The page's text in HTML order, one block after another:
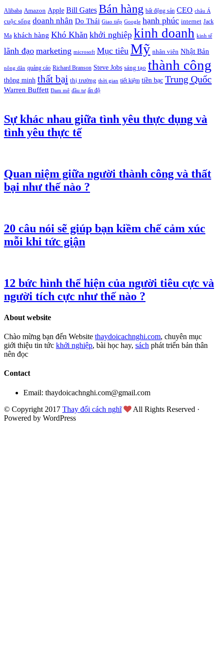
Alibaba Amazon Apple Bill Gates Bán hàng bất động sản CEO châu Á
cuộc sống doanh nhân Do Thái Giao tiếp Google hạnh phúc internet Jack
Ma khách hàng Khó Khăn khởi nghiệp kinh doanh kinh tế
lãnh đạo marketing microsoft Mục tiêu Mỹ nhân viên Nhật Bản
nông dân quảng cáo Richard Branson Steve Jobs sáng tạo thành công
thông minh thất bại thị trường thời gian tiết kiệm tiền bạc Trung Quốc
Warren Buffett Đam mê đầu tư ấn độ
Sự khác nhau giữa tình yêu thực dụng và
tình yêu thực tế
Quan niệm giữa người thành công và thất
bại như thế nào ?
20 câu nói sẽ giúp bạn kiềm chế cảm xúc
mỗi khi tức giận
12 bức hình thể hiện của người tiêu cực và
người tích cực như thế nào ?
About website
Chào mừng bạn đến Website thaydoicachnghi.com, chuyên mục
giới thiệu tin tức khởi nghiệp, bài học hay, sách phát triển bản thân
nên đọc
Contact
Email: thaydoicachnghi.com@gmail.com
© Copyright 2017 Thay đổi cách nghĩ
All Rights Reserved ·
Powered by WordPress